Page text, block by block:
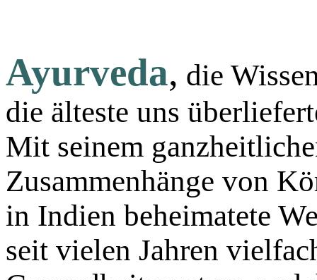
Ayurveda, die
die älteste uns
Mit seinem
Zusammenhänge von
in Indien beheimatete
seit vielen Jahren